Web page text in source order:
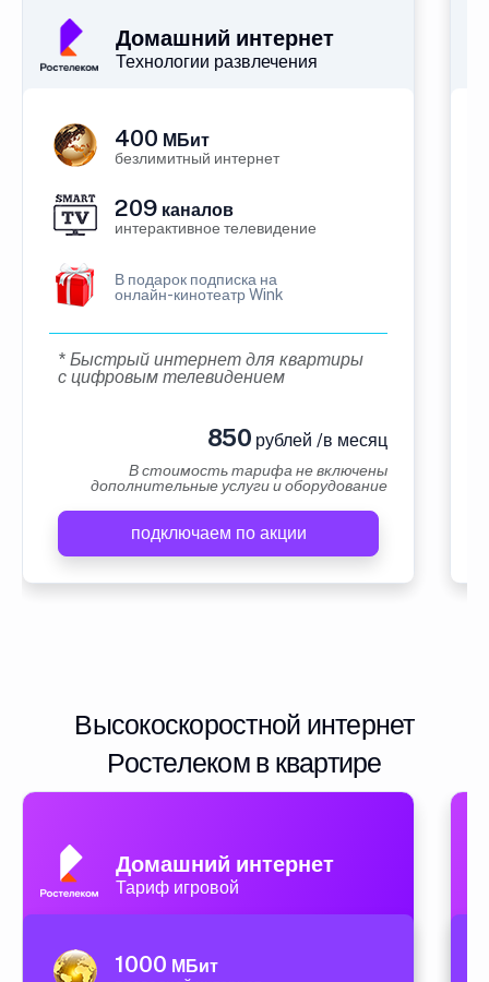
Домашний интернет
Технологии развлечения
400 МБит
безлимитный интернет
209 каналов
интерактивное телевидение
В подарок подписка на
онлайн-кинотеатр Wink
* Быстрый интернет для квартиры
с цифровым телевидением
850 рублей /в месяц
В стоимость тарифа не включены
дополнительные услуги и оборудование
подключаем по акции
Высокоскоростной интернет
Ростелеком в квартире
Домашний интернет
Тариф игровой
1000 МБит